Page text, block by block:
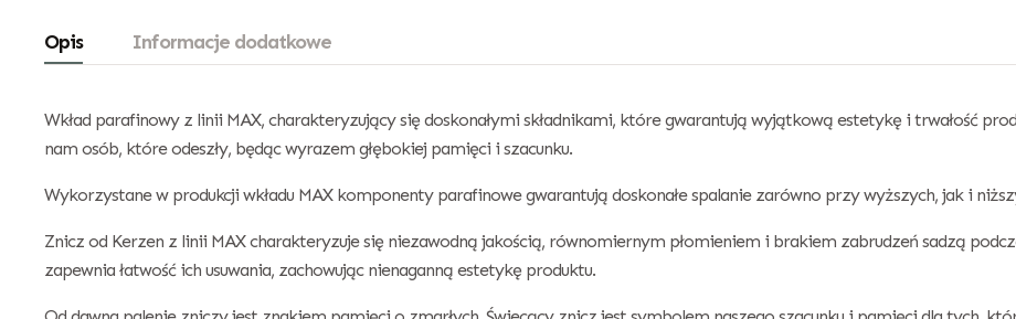
Opis Informacje dodatkowe
Wkład parafinowy z linii MAX, charakteryzujący się doskonałymi składnikami, które gwarantują wyjątkową estetykę i trwałość
nam osób, które odeszły, będąc wyrazem głębokiej pamięci i szacunku.
Wykorzystane w produkcji wkładu MAX komponenty parafinowe gwarantują doskonałe spalanie zarówno przy wyższych, jak i
Znicz od Kerzen z linii MAX charakteryzuje się niezawodną jakością, równomiernym płomieniem i brakiem zabrudzeń sadzą
zapewnia łatwość ich usuwania, zachowując nienaganną estetykę produktu.